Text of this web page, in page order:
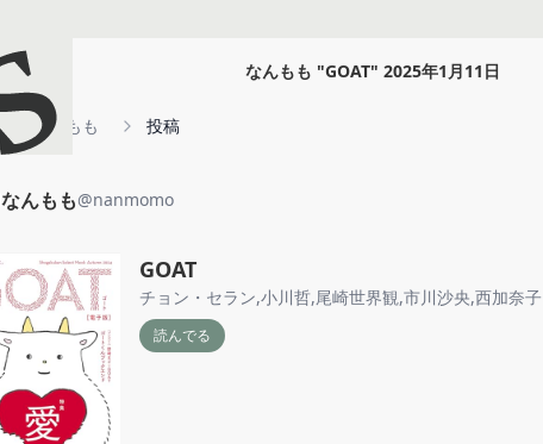
なんもも "GOAT" 2025年1月11日
なんもも 投稿
なんもも@nanmomo
GOAT
チョン・セラン,小川哲,尾崎世界観,市川沙央,西加奈子
読んでる